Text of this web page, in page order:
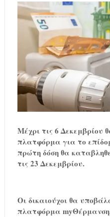
Mέχρι τις 6 Δεκεμβρίου
πλατφόρμα για το
πρώτη δόση θα
τις 23 Δεκεμβρίου.
Οι δικαιούχοι θα
πλατφόρμα